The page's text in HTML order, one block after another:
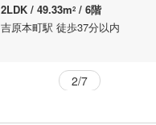
2LDK 49.33m2
6階
吉原本町駅 徒歩37分以内
2/7